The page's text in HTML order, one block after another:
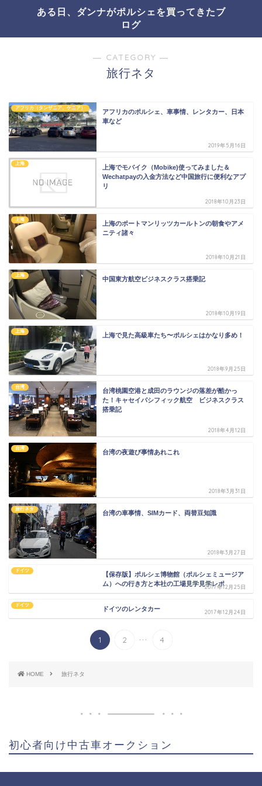
ある日、ダンナがポルシェを買ってきたブ
ログ
― CATEGORY ―
旅行ネタ
アフリカ（タンザニア、ケニア）
アフリカのポルシェ、車事情、レンタカー、日本
車など
2019年5月16日
上海
上海でモバイク（Mobike)使ってみました＆
Wechatpayの入金方法など中国旅行に便利なアプ
リ
2018年10月23日
上海
上海のポートマンリッツカールトンの朝食やアメ
ニティ諸々
2018年10月21日
上海
中国東方航空ビジネスクラス搭乗記
2018年10月19日
上海
上海で見た高級車たち〜ポルシェはかなり多め！
2018年9月25日
台湾
台湾桃園空港と成田のラウンジの落差が酷かっ
た！キャセイパシフィック航空 ビジネスクラス
搭乗記
2018年4月12日
台湾
台湾の夜遊び事情あれこれ
2018年3月31日
旅行ネタ
台湾の車事情、SIMカード、両替豆知識
2018年3月27日
ドイツ
【保存版】ポルシェ博物館（ポルシェミュージア
ム）への行き方と本社の工場見学見学レポ2017年12月25日
ドイツ
ドイツのレンタカー 2017年12月24日
1 2 ... 4
HOME 旅行ネタ
初心者向け中古車オークション